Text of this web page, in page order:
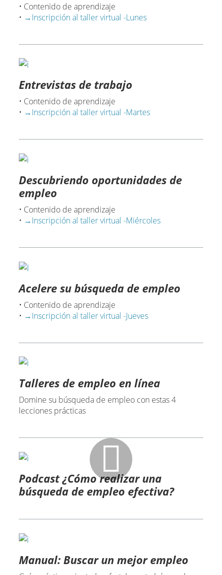
• Contenido de aprendizaje
• →Inscripción al taller virtual -Lunes
Entrevistas de trabajo
• Contenido de aprendizaje
• →Inscripción al taller virtual -Martes
Descubriendo oportunidades de
empleo
• Contenido de aprendizaje
• →Inscripción al taller virtual -Miércoles
Acelere su búsqueda de empleo
• Contenido de aprendizaje
• →Inscripción al taller virtual -Jueves
Talleres de empleo en línea
Domine su búsqueda de empleo con estas 4
lecciones prácticas
Podcast ¿Cómo realizar una
búsqueda de empleo efectiva?
Manual: Buscar un mejor empleo